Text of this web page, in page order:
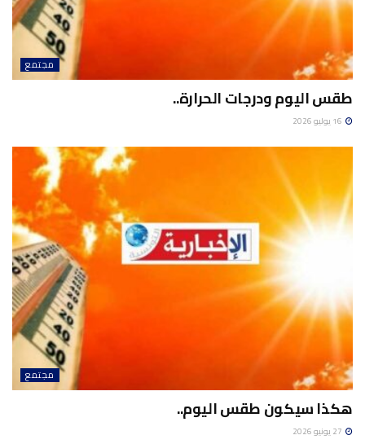
مجتمع
طقس اليوم ودرجات الحرارة..
16 يوليو 2026
مجتمع
هكذا سيكون طقس اليوم..
27 يونيو 2026